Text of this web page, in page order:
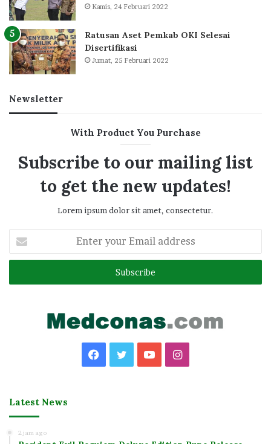
Kamis, 24 Februari 2022
Ratusan Aset Pemkab OKI Selesai
Disertifikasi
Jumat, 25 Februari 2022
Newsletter
With Product You Purchase
Subscribe to our mailing list
to get the new updates!
Lorem ipsum dolor sit amet, consectetur.
your
Email
Facebook
TwitterYouTubeInstagram
Latest News
2 jam ago